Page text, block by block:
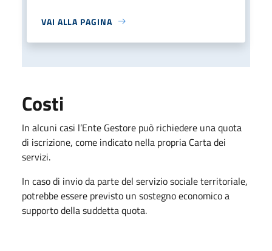
VAI ALLA PAGINA
Costi
In alcuni casi l’Ente Gestore può richiedere una quota
di iscrizione, come indicato nella propria Carta dei
servizi.
In caso di invio da parte del servizio sociale territoriale,
potrebbe essere previsto un sostegno economico a
supporto della suddetta quota.